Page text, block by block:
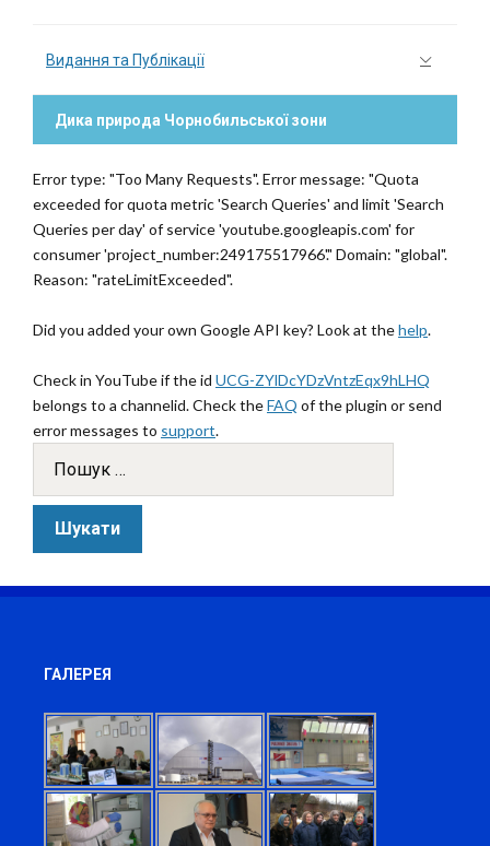
Видання та Публікації
Дика природа Чорнобильської зони
Error type: "Too Many Requests". Error message: "Quota
exceeded for quota metric 'Search Queries' and limit 'Search
Queries per day' of service 'youtube.googleapis.com' for
consumer 'project_number:249175517966'." Domain: "global".
Reason: "rateLimitExceeded".
Did you added your own Google API key? Look at thehelp.
Check in YouTube if the id UCG-ZYlDcYDzVntzEqx9hLHQ
belongs to a channelid. Check theFAQ of the plugin or send
error messages to support.
ГАЛЕРЕЯ